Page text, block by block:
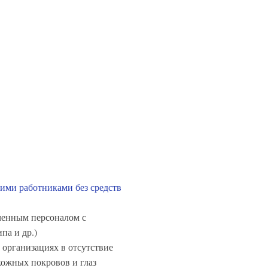
работниками без средств
персоналом с
и др.)
в отсутствие
покровов и глаз